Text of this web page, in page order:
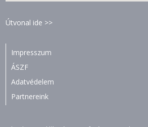
Útvonal ide >>
Impresszum
ÁSZF
Adatvédelem
Partnereink